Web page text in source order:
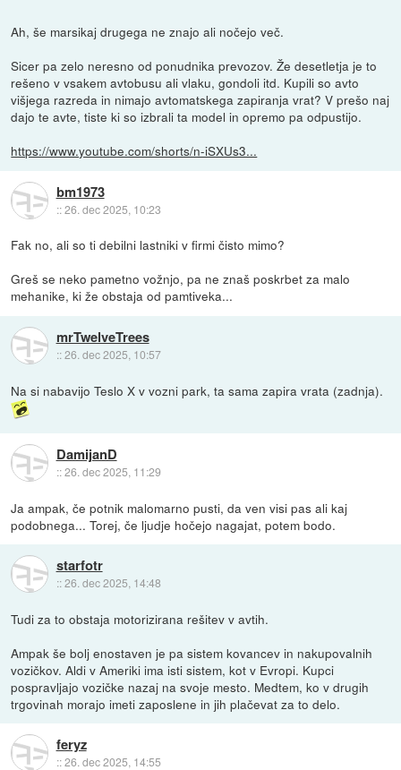
Ah, še marsikaj drugega ne znajo ali nočejo več.
Sicer pa zelo neresno od ponudnika prevozov. Že desetletja je to
rešeno v vsakem avtobusu ali vlaku, gondoli itd. Kupili so avto
višjega razreda in nimajo avtomatskega zapiranja vrat? V prešo naj
dajo te avte, tiste ki so izbrali ta model in opremo pa odpustijo.
https://www.youtube.com/shorts/n-iSXUs3...
bm1973
::26. dec 2025, 10:23
Fak no, ali so ti debilni lastniki v firmi čisto mimo?
Greš se neko pametno vožnjo, pa ne znaš poskrbet za malo
mehanike, ki že obstaja od pamtiveka...
mrTwelveTrees
::26. dec 2025, 10:57
Na si nabavijo Teslo X v vozni park, ta sama zapira vrata (zadnja).
DamijanD
::26. dec 2025, 11:29
Ja ampak, če potnik malomarno pusti, da ven visi pas ali kaj
podobnega... Torej, če ljudje hočejo nagajat, potem bodo.
starfotr
::26. dec 2025, 14:48
Tudi za to obstaja motorizirana rešitev v avtih.
Ampak še bolj enostaven je pa sistem kovancev in nakupovalnih
vozičkov. Aldi v Ameriki ima isti sistem, kot v Evropi. Kupci
pospravljajo vozičke nazaj na svoje mesto. Medtem, ko v drugih
trgovinah morajo imeti zaposlene in jih plačevat za to delo.
feryz
::26. dec 2025, 14:55